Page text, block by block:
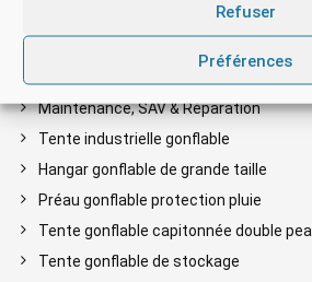
Refuser
Préférences
Maintenance, SAV & Réparation
Tente industrielle gonflable
Hangar gonflable de grande taille
Préau gonflable protection pluie
Tente gonflable capitonnée double
Tente gonflable de stockage